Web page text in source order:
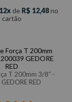
12 de R$ 12,48no
cartão
T 200mm 3/8“ -
RED